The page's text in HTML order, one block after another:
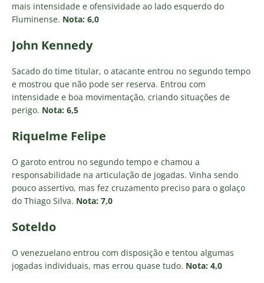
mais intensidade e ofensividade ao lado esquerdo do
Fluminense. Nota: 6,0
John Kennedy
Sacado do time titular, o atacante entrou no segundo tempo
e mostrou que não pode ser reserva. Entrou com
intensidade e boa movimentação, criando situações de
perigo. Nota: 6,5
Riquelme Felipe
O garoto entrou no segundo tempo e chamou a
responsabilidade na articulação de jogadas. Vinha sendo
pouco assertivo, mas fez cruzamento preciso para o golaço
do Thiago Silva. Nota: 7,0
Soteldo
O venezuelano entrou com disposição e tentou algumas
jogadas individuais, mas errou quase tudo. Nota: 4,0